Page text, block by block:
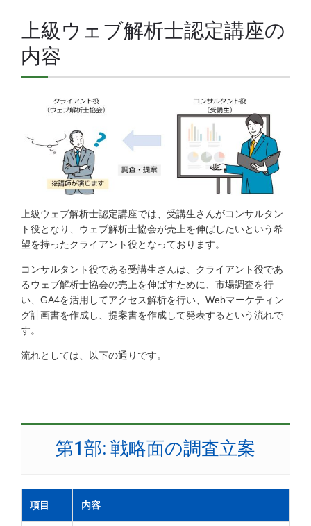
上級ウェブ解析士認定講座の
内容
上級ウェブ解析士認定講座では、受講生さんがコンサルタン
ト役となり、ウェブ解析士協会が売上を伸ばしたいという希
望を持ったクライアント役となっております。
コンサルタント役である受講生さんは、クライアント役であ
るウェブ解析士協会の売上を伸ばすために、市場調査を行
い、GA4を活用してアクセス解析を行い、Webマーケティン
グ計画書を作成し、提案書を作成して発表するという流れで
す。
流れとしては、以下の通りです。
第1部: 戦略面の調査立案
項目 内容